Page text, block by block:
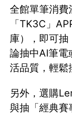
全館單筆消費
「TK3C」
庫），即可
論抽中AI筆電
活品質，輕鬆
另外，選購
與抽「經典賽